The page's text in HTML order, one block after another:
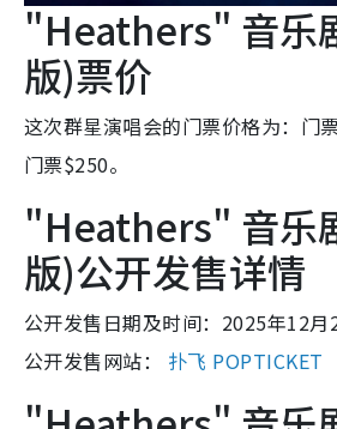
"Heathers" 音乐
版)票价
这次群星演唱会的门票价格为：门
门票$250。
"Heathers" 音乐
版)公开发售详情
公开发售日期及时间：2025年12月
公开发售网站： 扑飞 POPTICKET